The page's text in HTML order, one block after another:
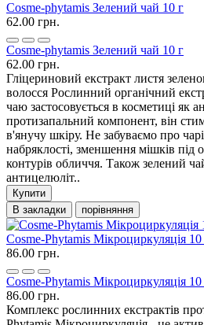
Cosme-phytamis Зелений чай 10 г
62.00 грн.
Cosme-phytamis Зелений чай 10 г
62.00 грн.
Гліцериновий екстракт листя
волосся Рослинний органічний
чаю застосовується в косметиці як
протизапальний компонент, він
в'янучу шкіру. Не забуваємо про
набряклості, зменшення мішків під
контурів обличчя. Також зелений
антицелюліт..
Купити
В закладки
порівняння
Cosme-Phytamis Мікроциркуляція 10
86.00 грн.
Cosme-Phytamis Мікроциркуляція 10
86.00 грн.
Комплекс рослинних екстрактів